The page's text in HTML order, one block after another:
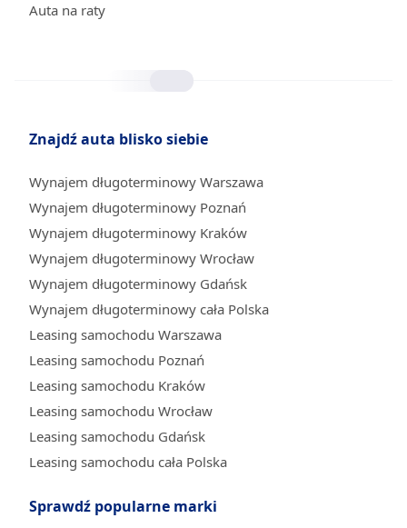
Auta na raty
Znajdź auta blisko siebie
Wynajem długoterminowy Warszawa
Wynajem długoterminowy Poznań
Wynajem długoterminowy Kraków
Wynajem długoterminowy Wrocław
Wynajem długoterminowy Gdańsk
Wynajem długoterminowy cała Polska
Leasing samochodu Warszawa
Leasing samochodu Poznań
Leasing samochodu Kraków
Leasing samochodu Wrocław
Leasing samochodu Gdańsk
Leasing samochodu cała Polska
Sprawdź popularne marki